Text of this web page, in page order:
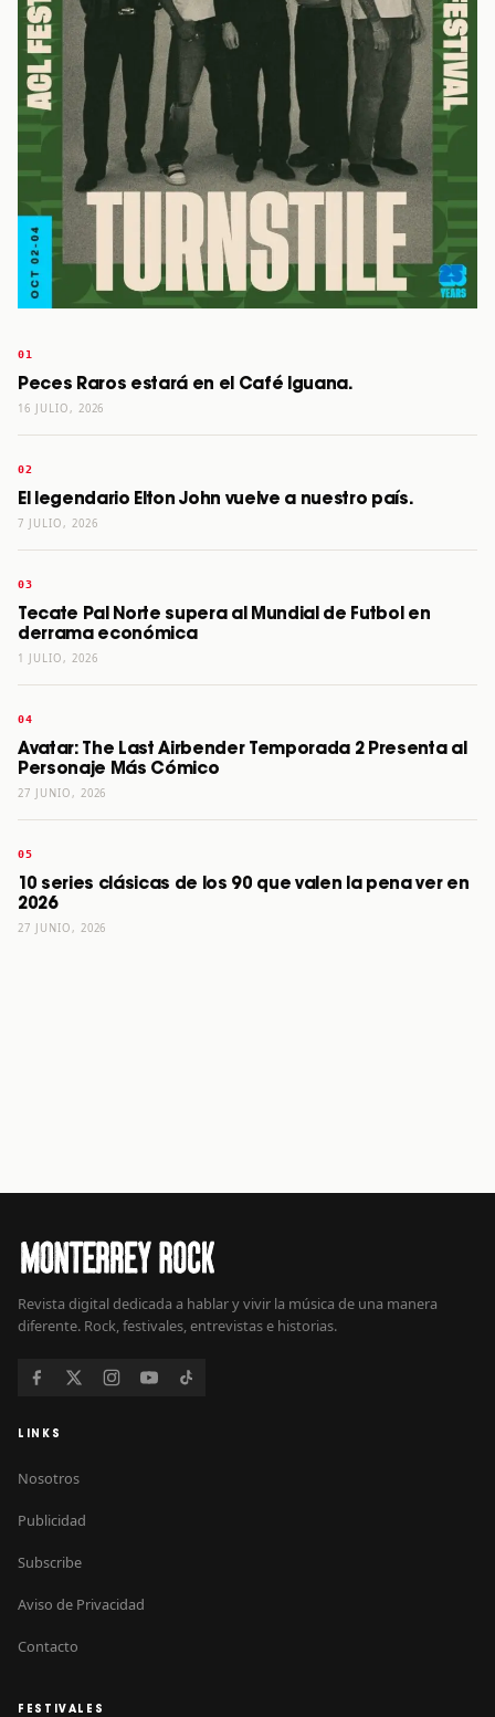
Peces Raros estará en el Café Iguana.
16 JULIO, 2026
El legendario Elton John vuelve a nuestro país.
7 JULIO, 2026
Tecate Pal Norte supera al Mundial de Futbol en
derrama económica
1 JULIO, 2026
Avatar: The Last Airbender Temporada 2 Presenta al
Personaje Más Cómico
27 JUNIO, 2026
10 series clásicas de los 90 que valen la pena ver en
2026
27 JUNIO, 2026
Revista digital dedicada a hablar y vivir la música de una manera
diferente. Rock, festivales, entrevistas e historias.
LINKS
Nosotros
Publicidad
Subscribe
Aviso de Privacidad
Contacto
FESTIVALES